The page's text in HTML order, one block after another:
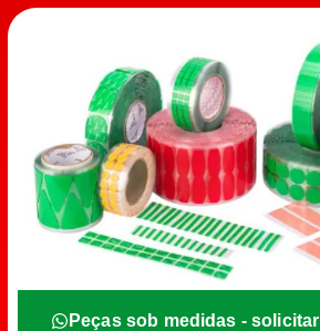
Peças sob medidas - solicitar